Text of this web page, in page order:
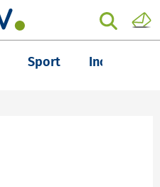
Sport Inchieste